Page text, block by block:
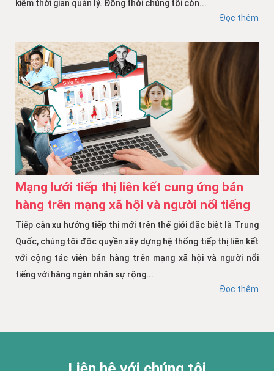
kiệm thời gian quản lý. Đồng thời chúng tôi còn...
Đọc thêm
Mạng lưới tiếp thị liên kết cung ứng bán
hàng trên mạng xã hội và người nổi tiếng
Tiếp cận xu hướng tiếp thị mới trên thế giới đặc biệt là Trung
Quốc, chúng tôi độc quyền xây dựng hệ thống tiếp thị liên kết
với cộng tác viên bán hàng trên mạng xã hội và người nổi
tiếng với hàng ngàn nhân sự rộng...
Đọc thêm